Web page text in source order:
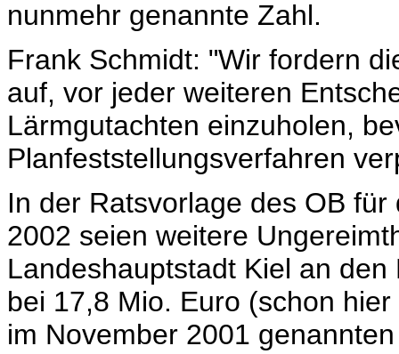
nunmehr genannte Zahl.
Frank Schmidt: "Wir fordern
auf, vor jeder weiteren
Lärmgutachten einzuholen,
Planfeststellungsverfahren
In der Ratsvorlage des OB
2002 seien weitere
Landeshauptstadt Kiel an
bei 17,8 Mio. Euro (schon
im November 2001